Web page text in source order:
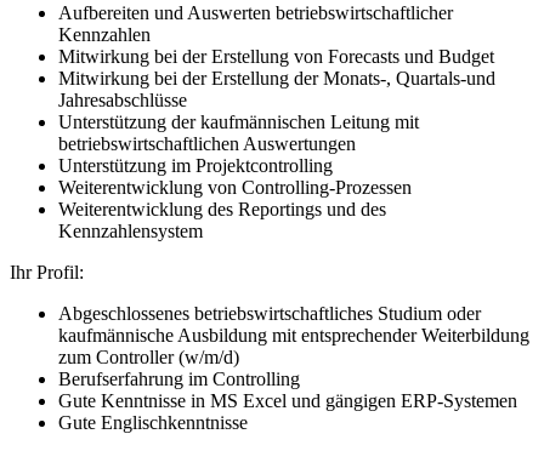
Aufbereiten und Auswerten betriebswirtschaftlicher
Kennzahlen
Mitwirkung bei der Erstellung von Forecasts und Budget
Mitwirkung bei der Erstellung der Monats-, Quartals-und
Jahresabschlüsse
Unterstützung der kaufmännischen Leitung mit
betriebswirtschaftlichen Auswertungen
Unterstützung im Projektcontrolling
Weiterentwicklung von Controlling-Prozessen
Weiterentwicklung des Reportings und des
Kennzahlensystem
Ihr Profil:
Abgeschlossenes betriebswirtschaftliches Studium oder
kaufmännische Ausbildung mit entsprechender Weiterbildung
zum Controller (w/m/d)
Berufserfahrung im Controlling
Gute Kenntnisse in MS Excel und gängigen ERP-Systemen
Gute Englischkenntnisse